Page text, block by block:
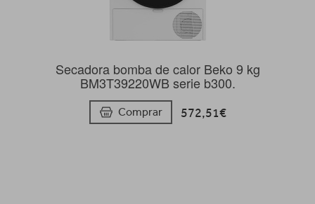
Secadora bomba de calor Beko 9 kg
BM3T39220WB serie b300.
Comprar 572,51€